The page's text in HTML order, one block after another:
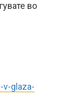
во
glaza-